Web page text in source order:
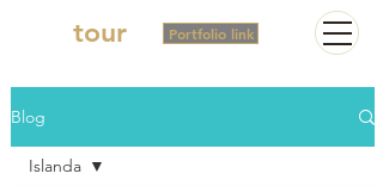
tour Portfolio link
Blog
Islanda